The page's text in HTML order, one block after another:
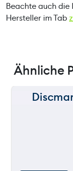
Beachte auch die
Hersteller im Tab
Ähnliche
150 m